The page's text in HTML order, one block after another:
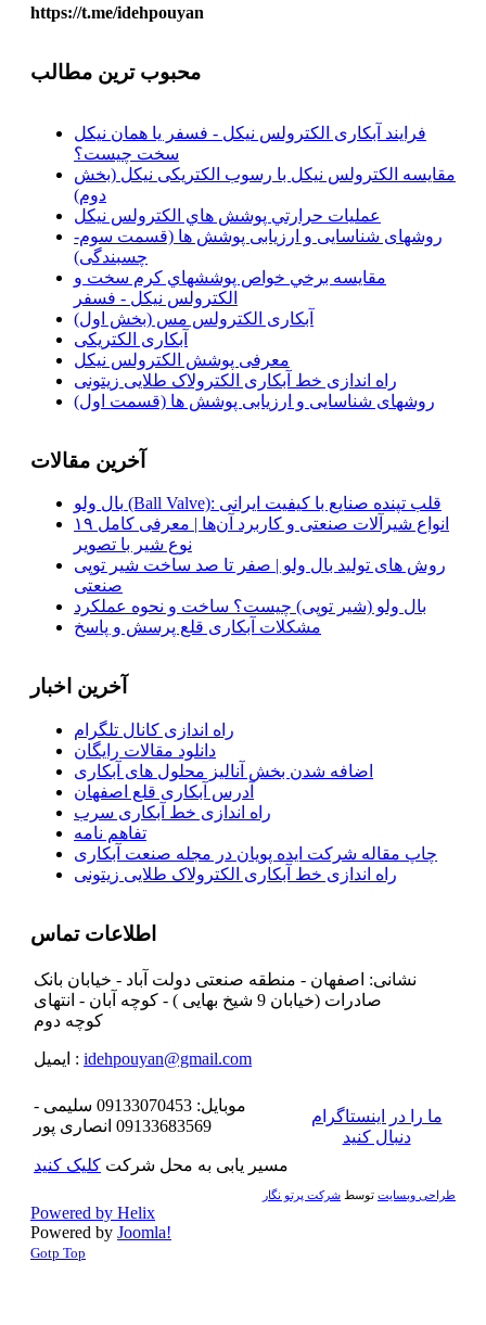
https://t.me/idehpouyan
محبوب ترین مطالب
فرایند آبکاری الکترولس نیکل - فسفر یا همان نیکل
سخت چیست؟
مقايسه الکترولس نيکل با رسوب الکتريکی نيکل (بخش
دوم)
عمليات حرارتي پوشش هاي الکترولس نيکل
روشهای شناسایی و ارزیابی پوشش ها (قسمت سوم-
چسبندگی)
مقايسه برخي خواص پوششهاي كرم سخت و
الكترولس نيكل - فسفر
آبکاری الکترولس مس (بخش اول)
آبکاری الکتریکی
معرفی پوشش الکترولس نیکل
راه اندازی خط آبکاری الکترولاک طلایی زیتونی
روشهای شناسایی و ارزیابی پوشش ها (قسمت اول)
آخرین مقالات
بال ولو (Ball Valve): قلب تپنده صنایع با کیفیت ایرانی
انواع شیرآلات صنعتی و کاربرد آن‌ها | معرفی کامل ۱۹
نوع شیر با تصویر
روش‌ های تولید بال ولو | صفر تا صد ساخت شیر توپی
صنعتی
بال ولو (شیر توپی) چیست؟ ساخت و نحوه عملکرد
مشکلات آبکاری قلع پرسش و پاسخ
آخرین اخبار
راه اندازی کانال تلگرام
دانلود مقالات رایگان
اضافه شدن بخش آنالیز محلول های آبکاری
آدرس آبکاری قلع اصفهان
راه اندازی خط آبکاری سرب
تفاهم نامه
چاپ مقاله شرکت ایده پویان در مجله صنعت آبکاری
راه اندازی خط آبکاری الکترولاک طلایی زیتونی
اطلاعات تماس
نشانی: اصفهان - منطقه صنعتی دولت آباد - خیابان بانک
صادرات (خیابان 9 شیخ بهایی ) - کوچه آبان - انتهای
کوچه دوم
ایمیل : idehpouyan@gmail.com
ما را در اینستاگرام
دنبال کنید
موبایل: 09133070453 سلیمی -
09133683569 انصاری پور
مسیر یابی به محل شرکت کلیک کنید
طراحی وبسایت توسط شرکت پرتو نگار
Powered by Helix
Powered by Joomla!
Gotp Top